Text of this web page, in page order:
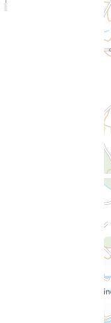
© OFFICE